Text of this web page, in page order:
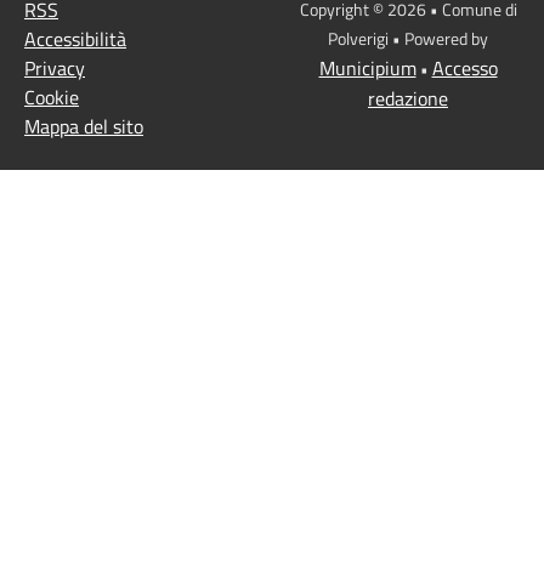
RSS
Accessibilità
Privacy
Cookie
Mappa del sito
Copyright © 2026 • Comune di
Polverigi • Powered by
Municipium• Accesso
redazione